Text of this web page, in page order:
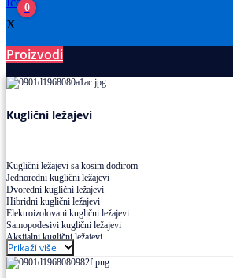
0
X
Proizvodi
Kuglični ležajevi
Kuglični ležajevi sa kosim dodirom
Jednoredni kuglični ležajevi
Dvoredni kuglični ležajevi
Hibridni kuglični ležajevi
Elektroizolovani kuglični ležajevi
Samopodesivi kuglični ležajevi
Aksijalni kuglični ležajevi
Kuglični ležajevi od nerđajućeg čelika
Prikaži više